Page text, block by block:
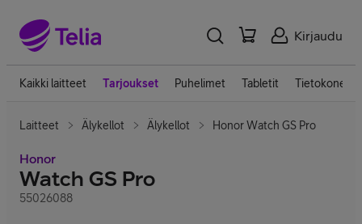
Kirjaudu
Kaikki laitteet Tarjoukset Puhelimet Tabletit Tietokoneet
Laitteet Älykellot Älykellot Honor Watch GS Pro
Honor
Watch GS Pro
55026088